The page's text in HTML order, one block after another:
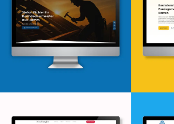
Webdesign & -entwicklung